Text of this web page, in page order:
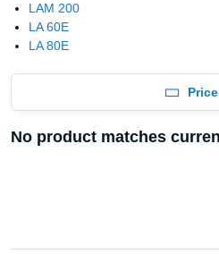
LAM 200
LA 60E
LA 80E
Price